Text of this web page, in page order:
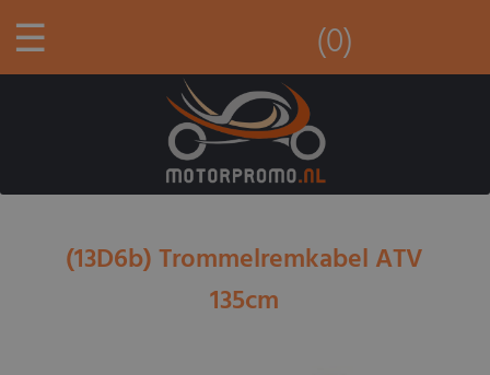
☰ (0)
(13D6b) Trommelremkabel ATV
135cm